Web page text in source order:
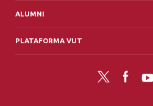
ALUMNI
PLATAFORMA VUT
Twitter Facebook